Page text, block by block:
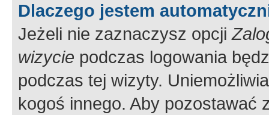
Dlaczego jestem
Jeżeli nie zaznaczysz opcji
wizycie podczas logowania
podczas tej wizyty.
kogoś innego. Aby pozostawać